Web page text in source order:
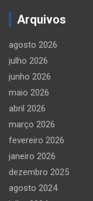
Arquivos
agosto 2026
julho 2026
junho 2026
maio 2026
abril 2026
março 2026
fevereiro 2026
janeiro 2026
dezembro 2025
agosto 2024